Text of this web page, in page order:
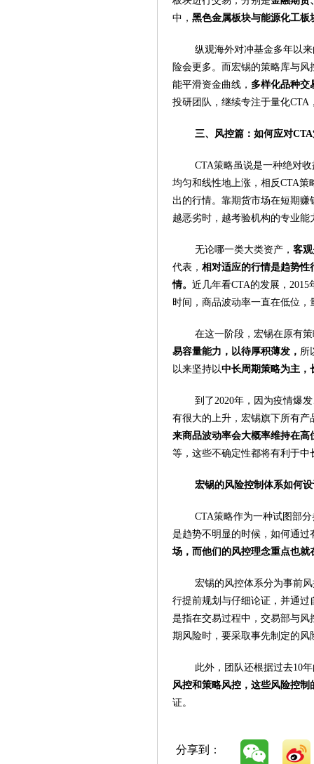
中， 黑色金属板块与能源化工
纵观海外对冲基金多年以
险会更多。而宏锡的策略库与
能平滑资金曲线， 多样化品种交
投研团队，继续专注于量化
三、风控篇：如何应对
CTA策略虽说是一种绝对
均匀和线性地上涨，相反CTA
出的行情。靠期货市场在短期
越恶劣时，越考验机构的专业
无论哪一类大类资产， 客
代表， 相对适应的行情是趋势性
情。 近几年看CTA的发展，2015
时间，商品波动率一直在低位
在这一阶段，宏锡在原有
易容量能力，以待厚积薄发， 所
以来坚持以中长周期策略为主，
到了2020年，因为疫情爆
有很大的上升，宏锡旗下所有产
来商品波动率会大概率维持在
等，这些不确定性都将有利于
宏锡的风险控制体系如何
CTA策略作为一种试图部
是趋势不明显的时候，如何通
场，而他们的风控理念重点也就
宏锡的风控体系分为事前
行提前规划与仔细论证，并通
是指在交易过程中，交易部与
期风险时，要采取事先制定的风
此外，团队还根据过去10
风控和策略风控，这些风险控
证。
分享到：